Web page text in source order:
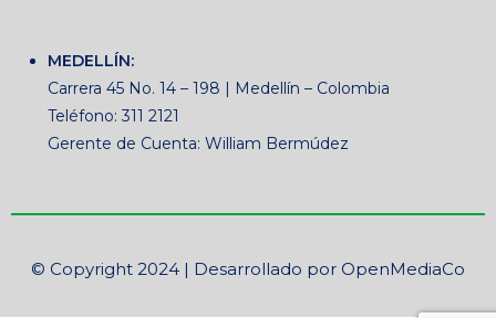
MEDELLÍN:
Carrera 45 No. 14 – 198 | Medellín – Colombia
Teléfono: 311 2121
Gerente de Cuenta: William Bermúdez
© Copyright 2024 | Desarrollado por OpenMediaCo